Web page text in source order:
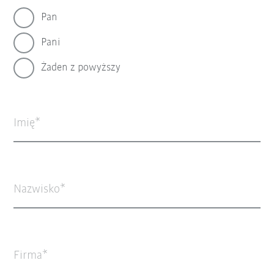
Pan
Pani
Żaden z powyższy
Imię
Nazwisko
Firma